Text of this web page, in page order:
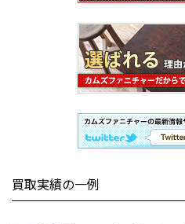
買取実績の一例